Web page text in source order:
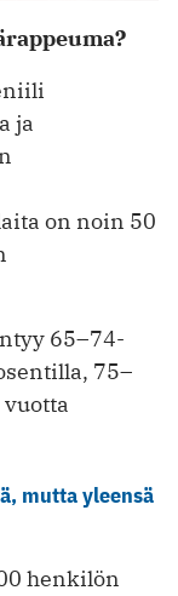
ja
on noin 50
65–74-
75–
mutta yleensä
henkilön